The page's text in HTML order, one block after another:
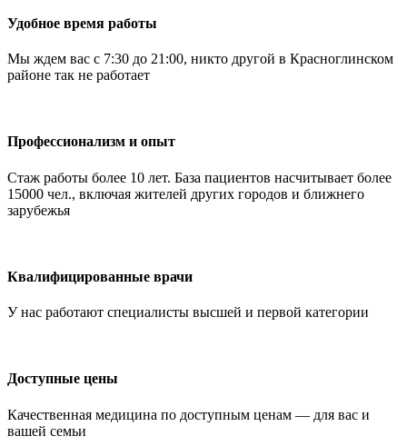
Удобное время работы
Мы ждем вас с 7:30 до 21:00, никто другой в Красноглинском
районе так не работает
Профессионализм и опыт
Стаж работы более 10 лет. База пациентов насчитывает более
15000 чел., включая жителей других городов и ближнего
зарубежья
Квалифицированные врачи
У нас работают специалисты высшей и первой категории
Доступные цены
Качественная медицина по доступным ценам — для вас и
вашей семьи